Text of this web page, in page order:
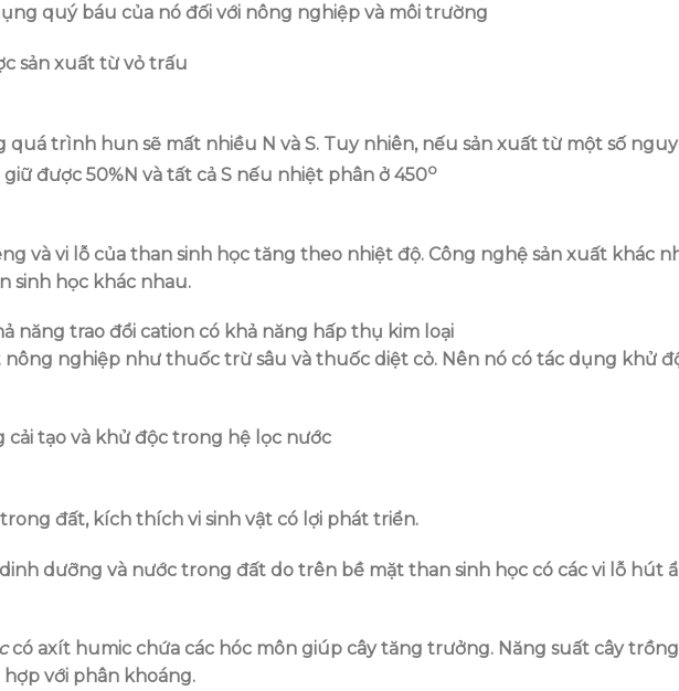
quý báu của nó đối với nông nghiệp và môi trường
trình hun sẽ mất nhiều N và S. Tuy nhiên, nếu sản xuất từ một số
được 50%N và tất cả S nếu nhiệt phân ở 450o
và vi lỗ của than sinh học tăng theo nhiệt độ. Công nghệ sản xuất khác
sinh học khác nhau.
năng trao đổi cation có khả năng hấp thụ kim loại
nông nghiệp như thuốc trừ sâu và thuốc diệt cỏ. Nên nó có tác dụng khử
đất, kích thích vi sinh vật có lợi phát triển.
dưỡng và nước trong đất do trên bề mặt than sinh học có các vi lỗ hút
có axít humic chứa các hóc môn giúp cây tăng trưởng. Năng suất cây
với phân khoáng.
La)
Lượng Sạch Sơn La
Vừa qua, Công ty Cổ phần Phân Bón
17
Th6
Phiêng Khoài